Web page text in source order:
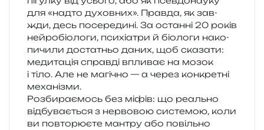
для «надто духов­них». Правда, як зав­
жди, десь посе­ре­ди­ні. За остан­ні 20 років
ней­ро­біо­ло­ги, пси­хі­а­три й біо­ло­ги нако­
пи­чи­ли доста­тньо даних, щоб ска­за­ти:
меди­та­ція справ­ді впли­ває на мозок
і тіло. Але не магі­чно — а через кон­кре­тні
механізми.
Розбираємось без міфів: що реаль­но
від­бу­ва­є­ться з нер­во­вою систе­мою, коли
ви повто­рю­є­те ман­тру або повіль­но